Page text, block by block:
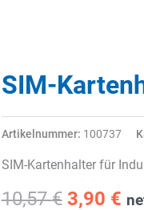
SIM-
Artikelnummer: 100737
SIM-Kartenhalter für
10,57€ 3,90 €